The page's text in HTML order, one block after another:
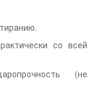
со всей
(не